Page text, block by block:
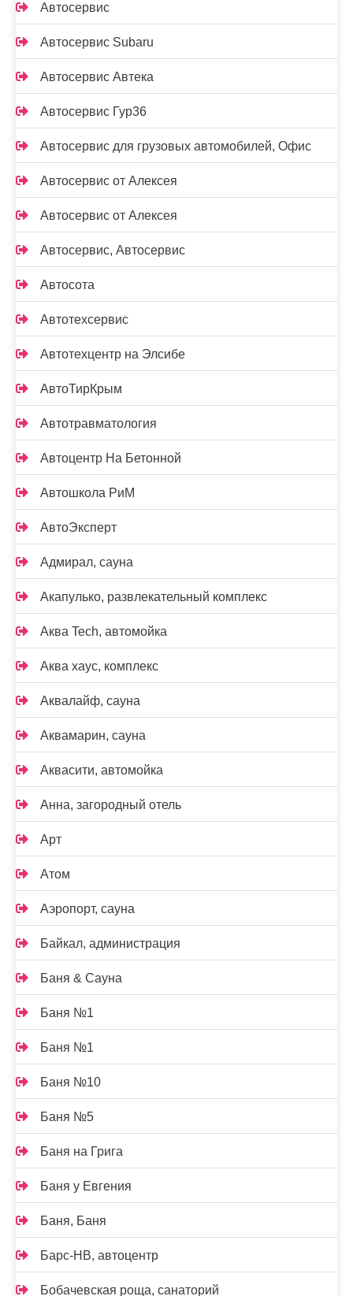
Автосервис
Автосервис Subaru
Автосервис Автека
Автосервис Гур36
Автосервис для грузовых автомобилей, Офис
Автосервис от Алексея
Автосервис от Алексея
Автосервис, Автосервис
Автосота
Автотехсервис
Автотехцентр на Элсибе
АвтоТирКрым
Автотравматология
Автоцентр На Бетонной
Автошкола РиМ
АвтоЭксперт
Адмирал, сауна
Акапулько, развлекательный комплекс
Аква Tech, автомойка
Аква хаус, комплекс
Аквалайф, сауна
Аквамарин, сауна
Аквасити, автомойка
Анна, загородный отель
Арт
Атом
Аэропорт, сауна
Байкал, администрация
Баня & Сауна
Баня №1
Баня №1
Баня №10
Баня №5
Баня на Грига
Баня у Евгения
Баня, Баня
Барс-НВ, автоцентр
Бобачевская роща, санаторий